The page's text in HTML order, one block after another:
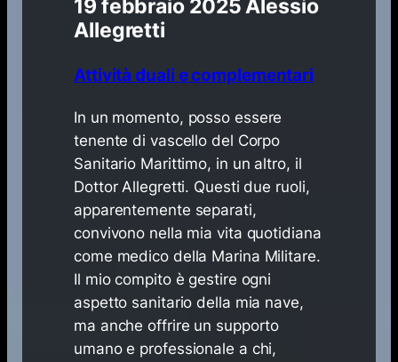
19 febbraio 2025Alessio
Allegretti
Attività duali e complementari
In un momento, posso essere
tenente di vascello del Corpo
Sanitario Marittimo, in un altro, il
Dottor Allegretti. Questi due ruoli,
apparentemente separati,
convivono nella mia vita quotidiana
come medico della Marina Militare.
Il mio compito è gestire ogni
aspetto sanitario della mia nave,
ma anche offrire un supporto
umano e professionale a chi,